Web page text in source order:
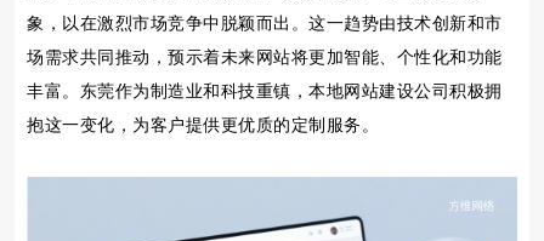
象，以在激烈市场竞争中脱颖而出。这一趋势由技术创新和市
场需求共同推动，预示着未来网站将更加智能、个性化和功能
丰富。东莞作为制造业和科技重镇，本地网站建设公司积极拥
抱这一变化，为客户提供更优质的定制服务。